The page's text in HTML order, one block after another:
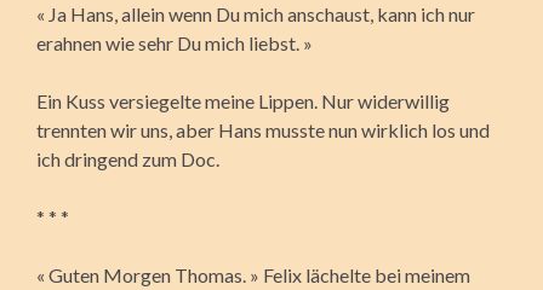
« Ja Hans, allein wenn Du mich anschaust, kann ich nur
erahnen wie sehr Du mich liebst. »
Ein Kuss versiegelte meine Lippen. Nur widerwillig
trennten wir uns, aber Hans musste nun wirklich los und
ich dringend zum Doc.
* * *
« Guten Morgen Thomas. » Felix lächelte bei meinem